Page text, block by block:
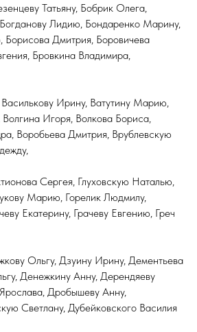
Татьяну, Бобрик Олега,
Лидию, Бондаренко Марину,
Борисова Дмитрия, Боровичева
Бровкина Владимира,
Ирину, Ватутину Марию,
Волгина Игоря, Волкова Бориса,
Воробьева Дмитрия, Врублевскую
Сергея, Глуховскую Наталью,
Марию, Горелик Людмилу,
Екатерину, Грачеву Евгению, Греч
Ольгу, Дзуину Ирину, Дементьева
Денежкину Анну, Дерендяеву
Дробышеву Анну,
Светлану, Дубейковского Василия